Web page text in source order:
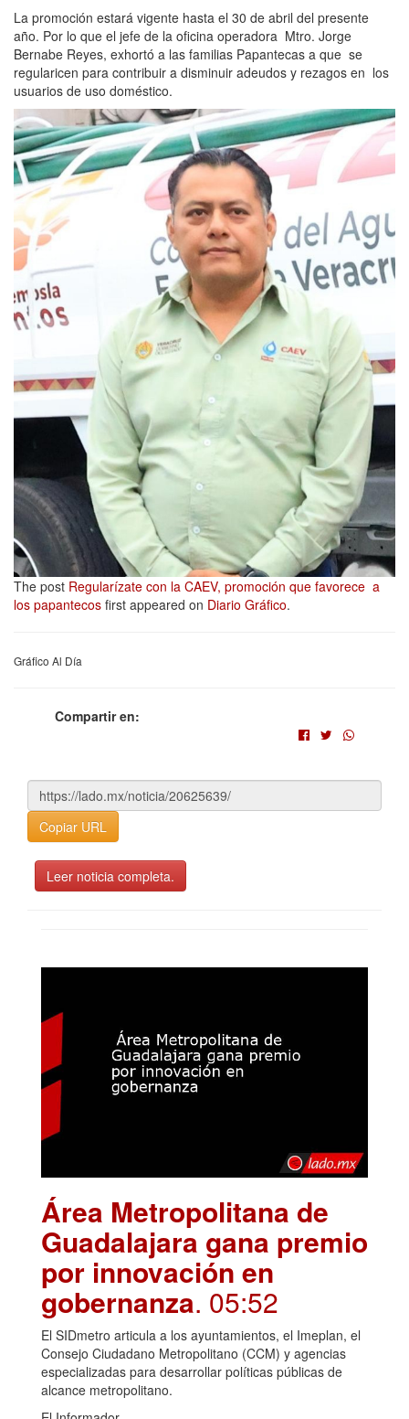
La promoción estará vigente hasta el 30 de abril del presente
año. Por lo que el jefe de la oficina operadora Mtro. Jorge
Bernabe Reyes, exhortó a las familias Papantecas a que se
regularicen para contribuir a disminuir adeudos y rezagos en los
usuarios de uso doméstico.
The post Regularízate con la CAEV, promoción que favorece a
los papantecos first appeared on Diario Gráfico.
Gráfico Al Día
Compartir en:
Copiar URL
Leer noticia completa.
Área Metropolitana de
Guadalajara gana premio
por innovación en
gobernanza. 05:52
El SIDmetro articula a los ayuntamientos, el Imeplan, el
Consejo Ciudadano Metropolitano (CCM) y agencias
especializadas para desarrollar políticas públicas de
alcance metropolitano.